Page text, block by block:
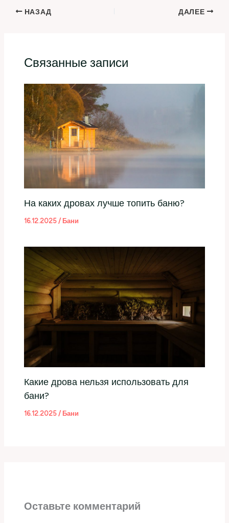
НАЗАД ДАЛЕЕ
Связанные записи
На каких дровах лучше топить баню?
16.12.2025 / Бани
Какие дрова нельзя использовать для
бани?
16.12.2025 / Бани
Оставьте комментарий